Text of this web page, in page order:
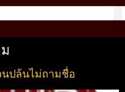
ปล้นไม่ถามชื่อ